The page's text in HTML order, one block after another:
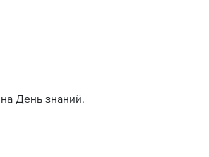
День знаний.